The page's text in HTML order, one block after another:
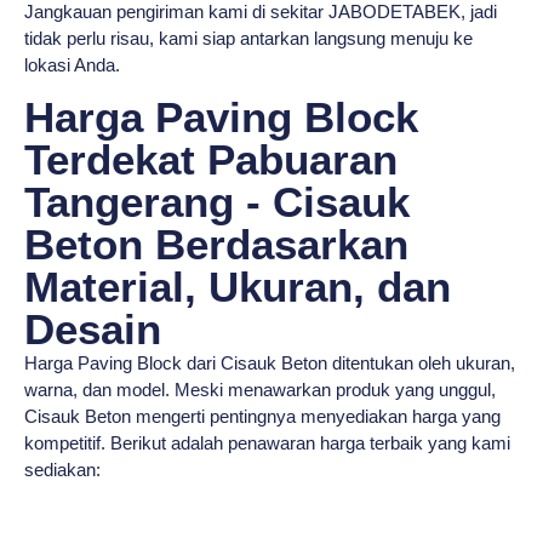
Jangkauan pengiriman kami di sekitar JABODETABEK, jadi
tidak perlu risau, kami siap antarkan langsung menuju ke
lokasi Anda.
Harga Paving Block
Terdekat Pabuaran
Tangerang - Cisauk
Beton Berdasarkan
Material, Ukuran, dan
Desain
Harga Paving Block dari Cisauk Beton ditentukan oleh ukuran,
warna, dan model. Meski menawarkan produk yang unggul,
Cisauk Beton mengerti pentingnya menyediakan harga yang
kompetitif. Berikut adalah penawaran harga terbaik yang kami
sediakan: